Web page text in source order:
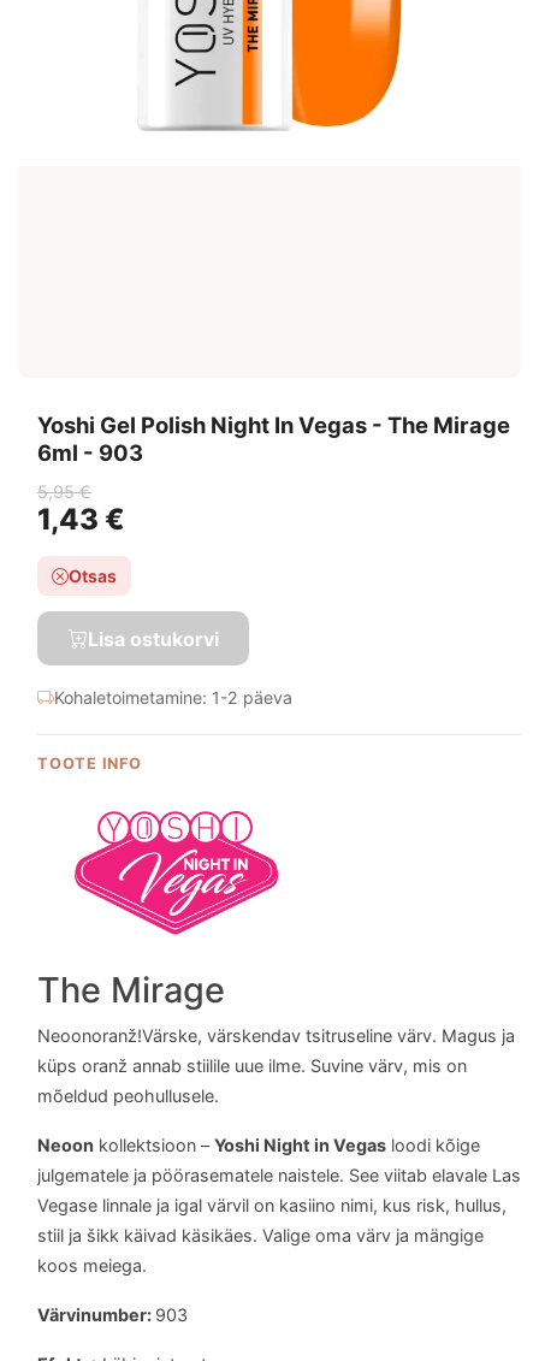
Yoshi Gel Polish Night In Vegas - The Mirage
6ml - 903
5,95 €
1,43 €
Otsas
Lisa ostukorvi
Kohaletoimetamine: 1-2 päeva
TOOTE INFO
The Mirage
Neoonoranž!Värske, värskendav tsitruseline värv. Magus ja
küps oranž annab stiilile uue ilme. Suvine värv, mis on
mõeldud peohullusele.
Neoon kollektsioon –Yoshi Night in Vegas loodi kõige
julgematele ja pöörasematele naistele. See viitab elavale Las
Vegase linnale ja igal värvil on kasiino nimi, kus risk, hullus,
stiil ja šikk käivad käsikäes. Valige oma värv ja mängige
koos meiega.
Värvinumber: 903